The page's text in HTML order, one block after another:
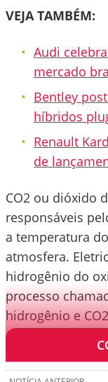
VEJA TAMBÉM:
Audi
mercado
Bentley
híbridos
Renault
de
CO2 ou dióxido
responsáveis
a temperatura
atmosfera.
hidrogênio do
processo
hidrogênio e
100% neutro em